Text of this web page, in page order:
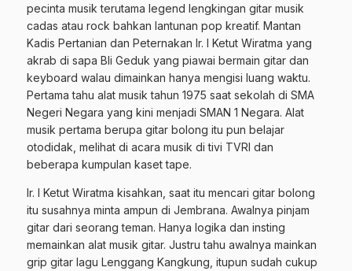
pecinta musik terutama legend lengkingan gitar musik
cadas atau rock bahkan lantunan pop kreatif. Mantan
Kadis Pertanian dan Peternakan Ir. I Ketut Wiratma yang
akrab di sapa Bli Geduk yang piawai bermain gitar dan
keyboard walau dimainkan hanya mengisi luang waktu.
Pertama tahu alat musik tahun 1975 saat sekolah di SMA
Negeri Negara yang kini menjadi SMAN 1 Negara. Alat
musik pertama berupa gitar bolong itu pun belajar
otodidak, melihat di acara musik di tivi TVRI dan
beberapa kumpulan kaset tape.
Ir. I Ketut Wiratma kisahkan, saat itu mencari gitar bolong
itu susahnya minta ampun di Jembrana. Awalnya pinjam
gitar dari seorang teman. Hanya logika dan insting
memainkan alat musik gitar. Justru tahu awalnya mainkan
grip gitar lagu Lenggang Kangkung, itupun sudah cukup